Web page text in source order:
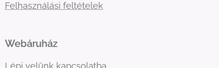
Felhasználási feltételek
Webáruház
Lépj velünk kapcsolatba